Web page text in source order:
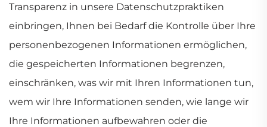
Transparenz in unsere Datenschutzpraktiken
einbringen, Ihnen bei Bedarf die Kontrolle über Ihre
personenbezogenen Informationen ermöglichen,
die gespeicherten Informationen begrenzen,
einschränken, was wir mit Ihren Informationen tun,
wem wir Ihre Informationen senden, wie lange wir
Ihre Informationen aufbewahren oder die